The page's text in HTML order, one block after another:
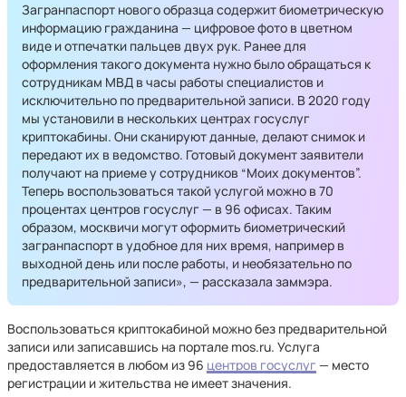
Загранпаспорт нового образца содержит биометрическую
информацию гражданина — цифровое фото в цветном
виде и отпечатки пальцев двух рук. Ранее для
оформления такого документа нужно было обращаться к
сотрудникам МВД в часы работы специалистов и
исключительно по предварительной записи. В 2020 году
мы установили в нескольких центрах госуслуг
криптокабины. Они сканируют данные, делают снимок и
передают их в ведомство. Готовый документ заявители
получают на приеме у сотрудников “Моих документов”.
Теперь воспользоваться такой услугой можно в 70
процентах центров госуслуг — в 96 офисах. Таким
образом, москвичи могут оформить биометрический
загранпаспорт в удобное для них время, например в
выходной день или после работы, и необязательно по
предварительной записи», — рассказала заммэра.
Воспользоваться криптокабиной можно без предварительной
записи или записавшись на портале mos.ru. Услуга
предоставляется в любом из 96 центров госуслуг — место
регистрации и жительства не имеет значения.